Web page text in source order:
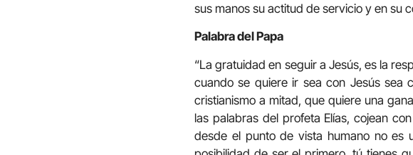
sus manos su actitud de servicio y en su
Palabra del Papa
“La gratuidad en seguir a Jesús, es la
cuando se quiere ir sea con Jesús sea
cristianismo a mitad, que quiere una
las palabras del profeta Elías, cojean
desde el punto de vista humano no es